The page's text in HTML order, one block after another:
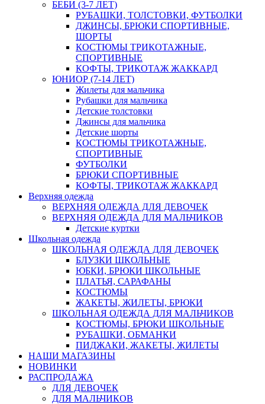
БЕБИ (3-7 ЛЕТ)
РУБАШКИ, ТОЛСТОВКИ, ФУТБОЛКИ
ДЖИНСЫ, БРЮКИ СПОРТИВНЫЕ,
ШОРТЫ
КОСТЮМЫ ТРИКОТАЖНЫЕ,
СПОРТИВНЫЕ
КОФТЫ, ТРИКОТАЖ ЖАККАРД
ЮНИОР (7-14 ЛЕТ)
Жилеты для мальчика
Рубашки для мальчика
Детские толстовки
Джинсы для мальчика
Детские шорты
КОСТЮМЫ ТРИКОТАЖНЫЕ,
СПОРТИВНЫЕ
ФУТБОЛКИ
БРЮКИ СПОРТИВНЫЕ
КОФТЫ, ТРИКОТАЖ ЖАККАРД
Верхняя одежда
ВЕРХНЯЯ ОДЕЖДА ДЛЯ ДЕВОЧЕК
ВЕРХНЯЯ ОДЕЖДА ДЛЯ МАЛЬЧИКОВ
Детские куртки
Школьная одежда
ШКОЛЬНАЯ ОДЕЖДА ДЛЯ ДЕВОЧЕК
БЛУЗКИ ШКОЛЬНЫЕ
ЮБКИ, БРЮКИ ШКОЛЬНЫЕ
ПЛАТЬЯ, САРАФАНЫ
КОСТЮМЫ
ЖАКЕТЫ, ЖИЛЕТЫ, БРЮКИ
ШКОЛЬНАЯ ОДЕЖДА ДЛЯ МАЛЬЧИКОВ
КОСТЮМЫ, БРЮКИ ШКОЛЬНЫЕ
РУБАШКИ, ОБМАНКИ
ПИДЖАКИ, ЖАКЕТЫ, ЖИЛЕТЫ
НАШИ МАГАЗИНЫ
НОВИНКИ
РАСПРОДАЖА
ДЛЯ ДЕВОЧЕК
ДЛЯ МАЛЬЧИКОВ